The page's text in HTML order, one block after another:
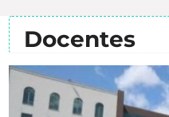
Docentes